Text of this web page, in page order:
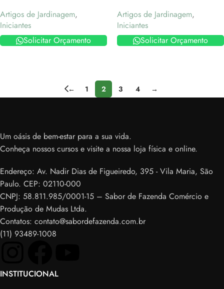
Artigos de Jardinagem,
Iniciantes
Solicitar Orçamento
Artigos de Jardinagem,
Iniciantes
Solicitar Orçamento
← 1 2 3 4 →
Um oásis de bem-estar para a sua vida.
Conheça nossos cursos e visite a nossa loja física e online.
Endereço: Av. Nadir Dias de Figueiredo, 395 - Vila Maria, São
Paulo. CEP: 02110-000
CNPJ: 58.811.985/0001-15 – Sabor de Fazenda Comércio e
Produção de Mudas Ltda.
Contatos: contato@sabordefazenda.com.br
(11) 93489-1008
INSTITUCIONAL